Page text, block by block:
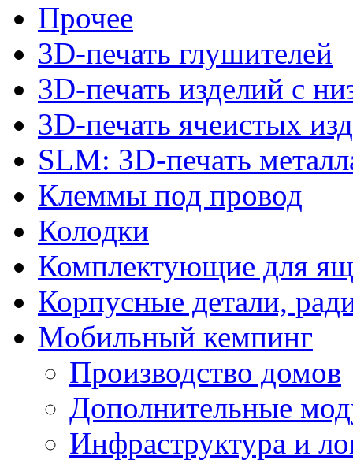
Прочее
3D-печать глушителей
3D-печать изделий с
3D-печать ячеистых
SLM: 3D-печать
Клеммы под провод
Колодки
Комплектующие для
Корпусные детали,
Мобильный кемпинг
Производство домов
Дополнительные
Инфраструктура и